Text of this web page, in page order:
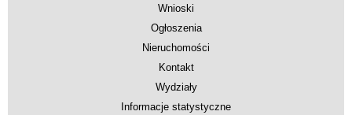
Wnioski
Ogłoszenia
Nieruchomości
Kontakt
Wydziały
Informacje statystyczne